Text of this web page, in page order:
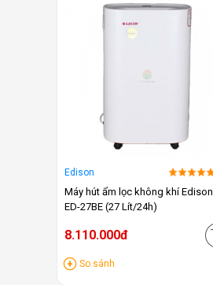
Edison
Máy hút ẩm lọc không khí Edison
ED-27BE (27 Lít/24h)
8.110.000đ
So sánh